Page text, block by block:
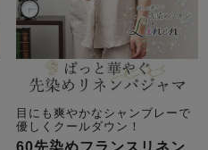
秋 冬
ガールズ半袖 ワンピース
目にも爽やかなシャンブレーで
優しくクールダウン！
60先染めフランスリネン